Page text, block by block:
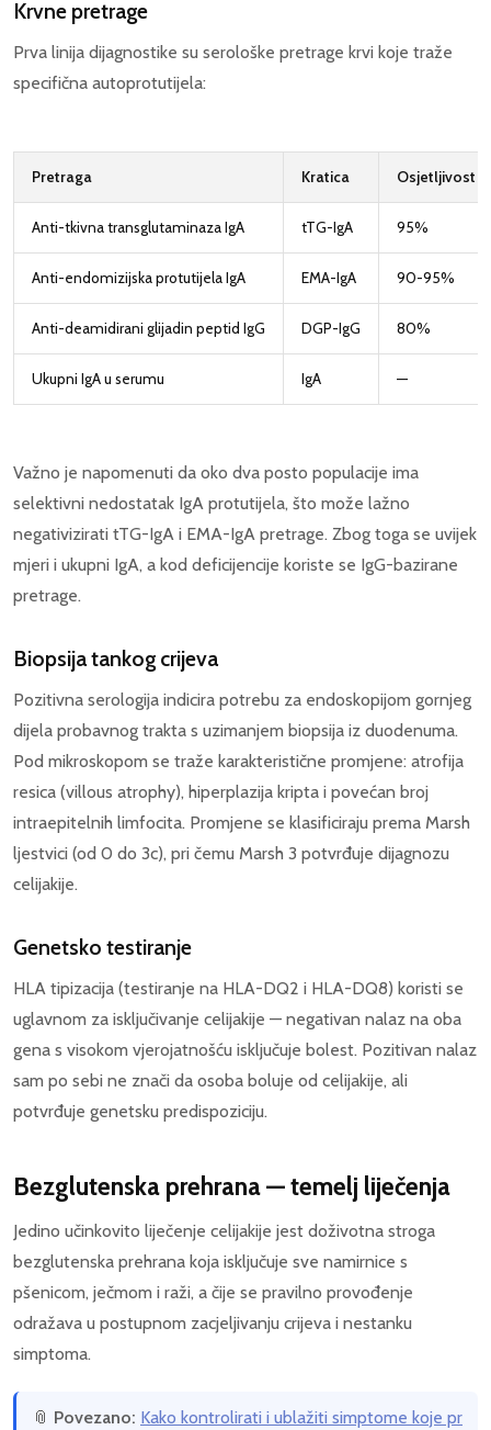
Krvne pretrage
Prva linija dijagnostike su serološke pretrage krvi koje traže
specifična autoprotutijela:
Pretraga Kratica Osjetljivost
Anti-tkivna transglutaminaza IgA tTG-IgA 95%
Anti-endomizijska protutijela IgA EMA-IgA 90-95%
Anti-deamidirani glijadin peptid IgG DGP-IgG 80%
Ukupni IgA u serumu IgA —
Važno je napomenuti da oko dva posto populacije ima
selektivni nedostatak IgA protutijela, što može lažno
negativizirati tTG-IgA i EMA-IgA pretrage. Zbog toga se uvijek
mjeri i ukupni IgA, a kod deficijencije koriste se IgG-bazirane
pretrage.
Biopsija tankog crijeva
Pozitivna serologija indicira potrebu za endoskopijom gornjeg
dijela probavnog trakta s uzimanjem biopsija iz duodenuma.
Pod mikroskopom se traže karakteristične promjene: atrofija
resica (villous atrophy), hiperplazija kripta i povećan broj
intraepitelnih limfocita. Promjene se klasificiraju prema Marsh
ljestvici (od 0 do 3c), pri čemu Marsh 3 potvrđuje dijagnozu
celijakije.
Genetsko testiranje
HLA tipizacija (testiranje na HLA-DQ2 i HLA-DQ8) koristi se
uglavnom za isključivanje celijakije — negativan nalaz na oba
gena s visokom vjerojatnošću isključuje bolest. Pozitivan nalaz
sam po sebi ne znači da osoba boluje od celijakije, ali
potvrđuje genetsku predispoziciju.
Bezglutenska prehrana — temelj liječenja
Jedino učinkovito liječenje celijakije jest doživotna stroga
bezglutenska prehrana koja isključuje sve namirnice s
pšenicom, ječmom i raži, a čije se pravilno provođenje
odražava u postupnom zacjeljivanju crijeva i nestanku
simptoma.
📎 Povezano: Kako kontrolirati i ublažiti simptome koje pr